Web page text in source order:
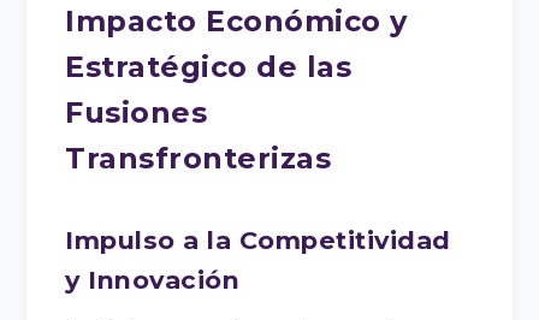
Impacto Económico y
Estratégico de las
Fusiones
Transfronterizas
Impulso a la Competitividad
y Innovación